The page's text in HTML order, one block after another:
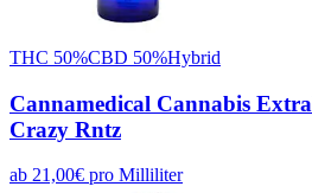
THC 50%CBD 50%Hybrid
Cannamedical Cannabis
Crazy Rntz
ab 21,00€ pro Milliliter